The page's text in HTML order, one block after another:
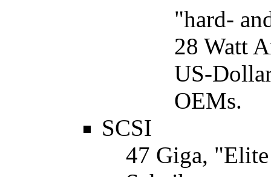
"hard-
28 Watt
US-
OEMs.
SCSI
47 Giga,